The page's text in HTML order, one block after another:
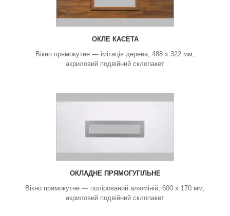
ОКЛЕ КАСЕТА
Вікно прямокутне — імітація дерева, 488 х 322 мм,
акриловий подвійний склопакет
ОКЛАДНЕ ПРЯМОГУГІЛЬНЕ
Вікно прямокутне — полірований алюміній, 600 х 170 мм,
акриловий подвійний склопакет